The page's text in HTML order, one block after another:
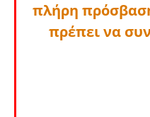
πλήρη
πρέπει να